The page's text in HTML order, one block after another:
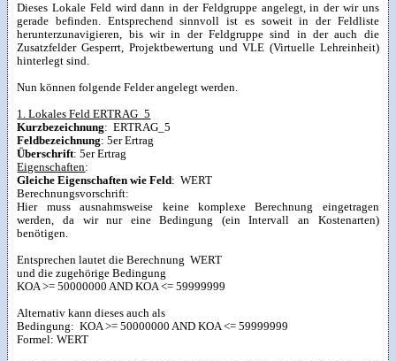
Dieses Lokale Feld wird dann in der Feldgruppe angelegt, in der wir uns
gerade befinden. Entsprechend sinnvoll ist es soweit in der Feldliste
herunterzunavigieren, bis wir in der Feldgruppe sind in der auch die
Zusatzfelder Gesperrt, Projektbewertung und VLE (Virtuelle Lehreinheit)
hinterlegt sind.
Nun können folgende Felder angelegt werden.
1. Lokales Feld ERTRAG_5
Kurzbezeichnung: ERTRAG_5
Feldbezeichnung: 5er Ertrag
Überschrift: 5er Ertrag
Eigenschaften:
Gleiche Eigenschaften wie Feld: WERT
Berechnungsvorschrift:
Hier muss ausnahmsweise keine komplexe Berechnung eingetragen
werden, da wir nur eine Bedingung (ein Intervall an Kostenarten)
benötigen.
Entsprechen lautet die Berechnung WERT
und die zugehörige Bedingung
KOA >= 50000000 AND KOA <= 59999999
Alternativ kann dieses auch als
Bedingung: KOA >= 50000000 AND KOA <= 59999999
Formel: WERT